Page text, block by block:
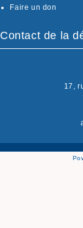
Faire un don
Contact de la
17,